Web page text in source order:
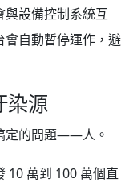
設備控制系統互
會自動暫停運作，避
染源
定的問題——人。
10 萬到 100 萬個直